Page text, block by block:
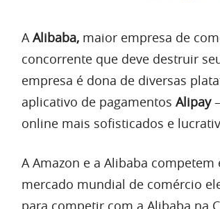
A Alibaba, maior empresa de
concorrente que deve destruir
empresa é dona de diversas
aplicativo de pagamentos Alipay
online mais sofisticados e
A Amazon e a Alibaba
mercado mundial de comércio
para competir com a Alibaba na